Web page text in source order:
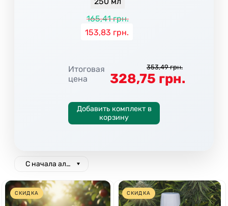
165,41 грн.
153,83 грн.
Итоговая
цена
328,75 грн.
353,49 грн.
Добавить комплект в
корзину
С начала алфавита
СКИДКА СКИДКА